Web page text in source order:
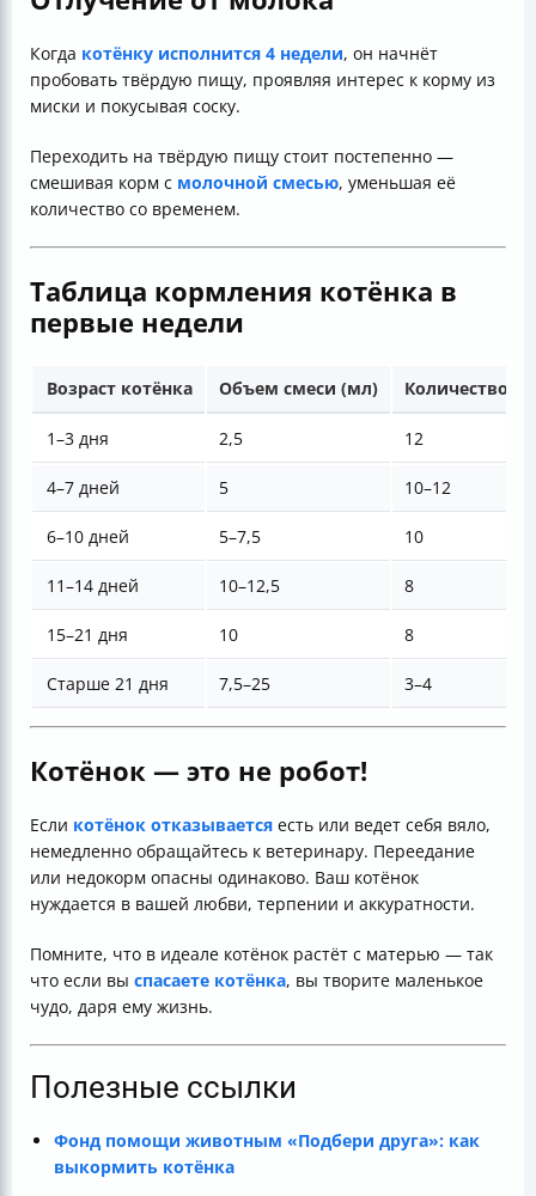
Когда котёнку исполнится 4 недели, он начнёт
пробовать твёрдую пищу, проявляя интерес к корму из
миски и покусывая соску.
Переходить на твёрдую пищу стоит постепенно —
смешивая корм с молочной смесью, уменьшая её
количество со временем.
Таблица кормления котёнка в
первые недели
Возраст котёнка Объем смеси (мл) Количество
1–3 дня 2,5 12
4–7 дней 5 10–12
6–10 дней 5–7,5 10
11–14 дней 10–12,5 8
15–21 дня 10 8
Старше 21 дня 7,5–25 3–4
Котёнок — это не робот!
Если котёнок отказывается есть или ведет себя вяло,
немедленно обращайтесь к ветеринару. Переедание
или недокорм опасны одинаково. Ваш котёнок
нуждается в вашей любви, терпении и аккуратности.
Помните, что в идеале котёнок растёт с матерью — так
что если вы спасаете котёнка, вы творите маленькое
чудо, даря ему жизнь.
Полезные ссылки
Фонд помощи животным «Подбери друга»: как
выкормить котёнка